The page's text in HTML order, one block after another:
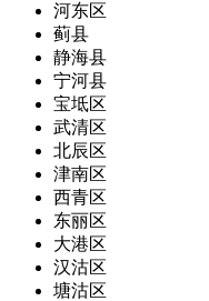
河东区
蓟县
静海县
宁河县
宝坻区
武清区
北辰区
津南区
西青区
东丽区
大港区
汉沽区
塘沽区